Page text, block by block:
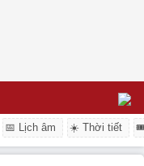
📅 Lịch âm ☀️ Thời tiết